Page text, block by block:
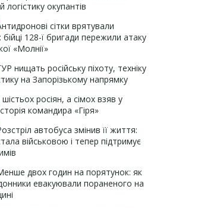
логістику окупантів
сітки врятували
бійці 128-ї бригади пережили атаку
«Молнії»
нищать російську піхоту, техніку
на Запорізькому напрямку
росіян, а сімох взяв у
командира «Гіря»
автобуса змінив її життя:
військовою і тепер підтримує
двох годин на порятунок: як
евакуювали пораненого на